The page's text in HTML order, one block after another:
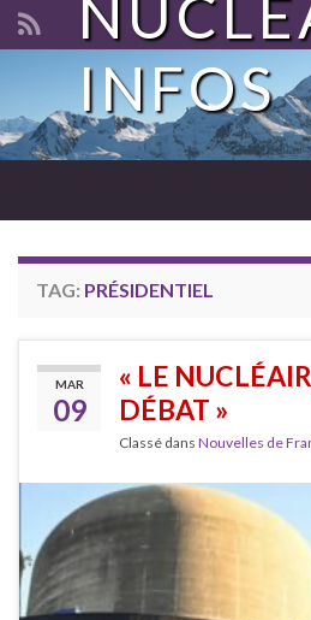
Search for:
INFOS
TAG: PRÉSIDENTIEL
MAR
09
« LE
DÉBAT »
Classé dans Nouvelles de